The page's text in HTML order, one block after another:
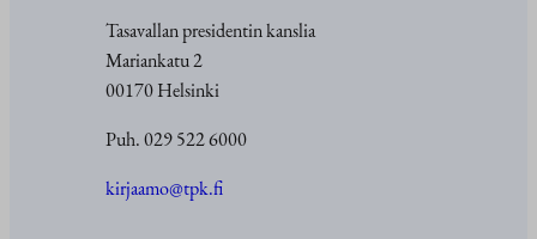
Tasavallan presidentin kanslia
Mariankatu 2
00170 Helsinki
Puh. 029 522 6000
kirjaamo@tpk.fi